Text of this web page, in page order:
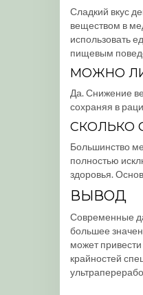
Сладкий вкус
веществом в
использовать
пищевым
МОЖНО ЛИ
Да. Снижение
сохраняя в
СКОЛЬКО
Большинство
полностью
здоровья.
ВЫВОД
Современные
большее
может
крайностей